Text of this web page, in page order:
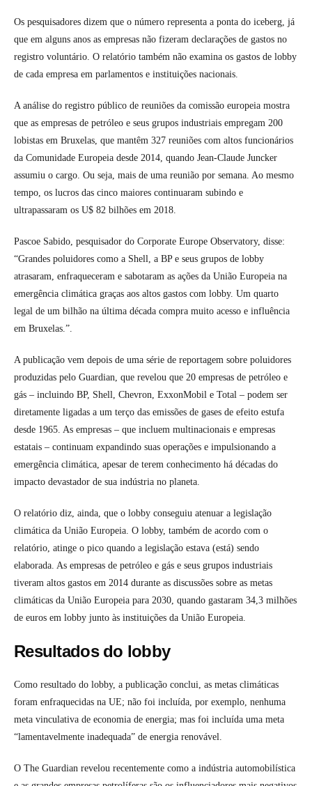
Os pesquisadores dizem que o número representa a ponta do iceberg, já
que em alguns anos as empresas não fizeram declarações de gastos no
registro voluntário. O relatório também não examina os gastos de lobby
de cada empresa em parlamentos e instituições nacionais.
A análise do registro público de reuniões da comissão europeia mostra
que as empresas de petróleo e seus grupos industriais empregam 200
lobistas em Bruxelas, que mantêm 327 reuniões com altos funcionários
da Comunidade Europeia desde 2014, quando Jean-Claude Juncker
assumiu o cargo. Ou seja, mais de uma reunião por semana. Ao mesmo
tempo, os lucros das cinco maiores continuaram subindo e
ultrapassaram os U$ 82 bilhões em 2018.
Pascoe Sabido, pesquisador do Corporate Europe Observatory, disse:
“Grandes poluidores como a Shell, a BP e seus grupos de lobby
atrasaram, enfraqueceram e sabotaram as ações da União Europeia na
emergência climática graças aos altos gastos com lobby. Um quarto
legal de um bilhão na última década compra muito acesso e influência
em Bruxelas.”.
A publicação vem depois de uma série de reportagem sobre poluidores
produzidas pelo Guardian, que revelou que 20 empresas de petróleo e
gás – incluindo BP, Shell, Chevron, ExxonMobil e Total – podem ser
diretamente ligadas a um terço das emissões de gases de efeito estufa
desde 1965. As empresas – que incluem multinacionais e empresas
estatais – continuam expandindo suas operações e impulsionando a
emergência climática, apesar de terem conhecimento há décadas do
impacto devastador de sua indústria no planeta.
O relatório diz, ainda, que o lobby conseguiu atenuar a legislação
climática da União Europeia. O lobby, também de acordo com o
relatório, atinge o pico quando a legislação estava (está) sendo
elaborada. As empresas de petróleo e gás e seus grupos industriais
tiveram altos gastos em 2014 durante as discussões sobre as metas
climáticas da União Europeia para 2030, quando gastaram 34,3 milhões
de euros em lobby junto às instituições da União Europeia.
Resultados do lobby
Como resultado do lobby, a publicação conclui, as metas climáticas
foram enfraquecidas na UE; não foi incluída, por exemplo, nenhuma
meta vinculativa de economia de energia; mas foi incluída uma meta
“lamentavelmente inadequada” de energia renovável.
O The Guardian revelou recentemente como a indústria automobilística